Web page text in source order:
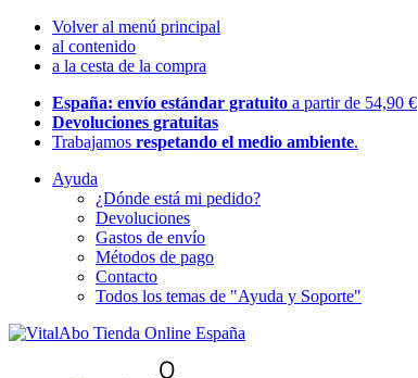
Volver al menú principal
al contenido
a la cesta de la compra
España: envío estándar gratuito a partir de 54,90 €
Devoluciones gratuitas
Trabajamos respetando el medio ambiente.
Ayuda
¿Dónde está mi pedido?
Devoluciones
Gastos de envío
Métodos de pago
Contacto
Todos los temas de "Ayuda y Soporte"